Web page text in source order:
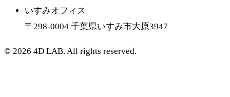
いすみオフィス
〒 298-0004 千葉県いすみ市大原3947
© 2026 4D LAB. All rights reserved.